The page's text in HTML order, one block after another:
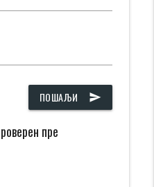
ПОШАЉИ send
пре